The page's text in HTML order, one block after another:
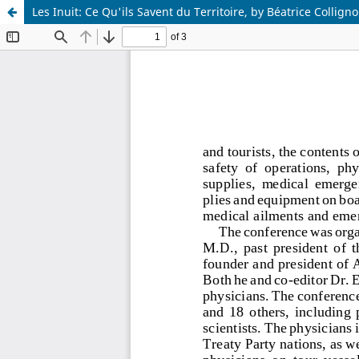
Les Inuit: Ce Qu'ils Savent du Territoire, by Béatrice